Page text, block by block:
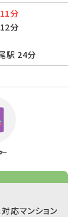
分
分
駅 24分
ー
応マンション